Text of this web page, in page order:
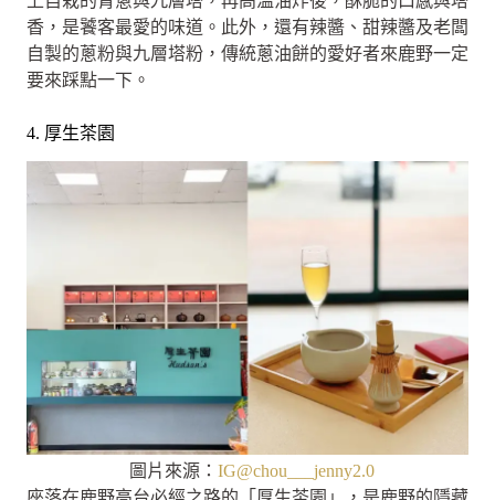
香，是饕客最愛的味道。此外，還有辣醬、甜辣醬及老闆
自製的蔥粉與九層塔粉，傳統蔥油餅的愛好者來鹿野一定
要來踩點一下。
4. 厚生茶園
圖片來源： IG@chou___jenny2.0